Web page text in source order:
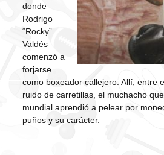
donde
Rodrigo
“Rocky”
Valdés
comenzó a
forjarse
como boxeador callejero. Allí, entre
ruido de carretillas, el muchacho
mundial aprendió a pelear por
puños y su carácter.